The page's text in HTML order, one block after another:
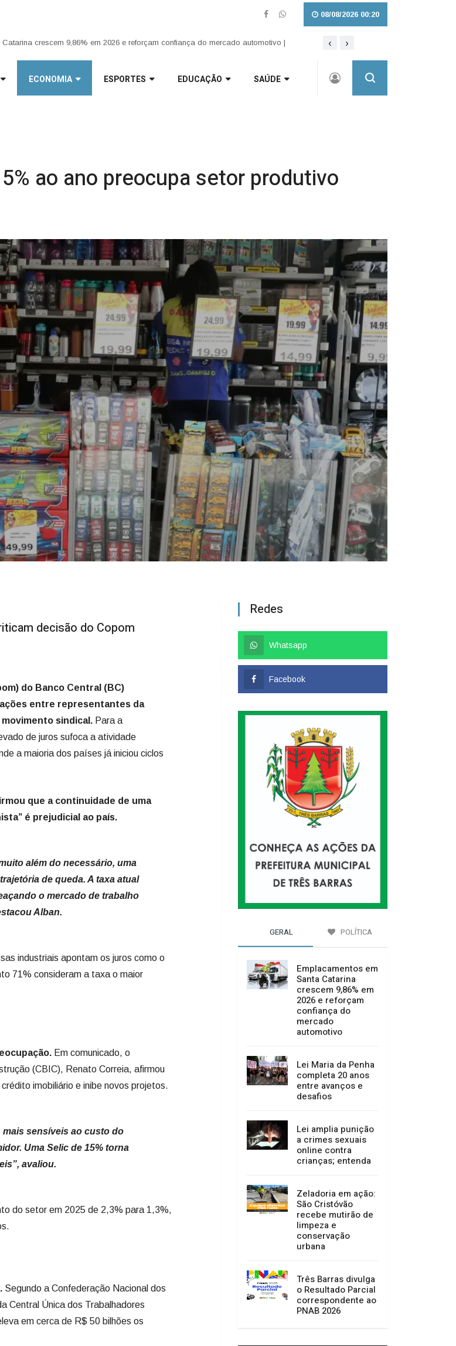
08/08/2026 00:20
20 anos entre avanços e desafios | Lei amplia punição a crimes
‹ ›
ECONOMIA ESPORTES EDUCAÇÃO SAÚDE
ao ano preocupa setor produtivo
decisão do Copom
do Banco Central (BC)
entre representantes da
sindical. Para a
de juros sufoca a atividade
a maioria dos países já iniciou ciclos
que a continuidade de uma
é prejudicial ao país.
além do necessário, uma
de queda. A taxa atual
o mercado de trabalho
Alban.
industriais apontam os juros como o
71% consideram a taxa o maior
Em comunicado, o
(CBIC), Renato Correia, afirmou
imobiliário e inibe novos projetos.
sensíveis ao custo do
Uma Selic de 15% torna
avaliou.
do setor em 2025 de 2,3% para 1,3%,
Segundo a Confederação Nacional dos
Central Única dos Trabalhadores
em cerca de R$ 50 bilhões os
Redes
Whatsapp
Facebook
GERAL POLÍTICA
Emplacamentos em
Santa Catarina
crescem 9,86% em
2026 e reforçam
confiança do
mercado
automotivo
Lei Maria da Penha
completa 20 anos
entre avanços e
desafios
Lei amplia punição
a crimes sexuais
online contra
crianças; entenda
Zeladoria em ação:
São Cristóvão
recebe mutirão de
limpeza e
conservação
urbana
Três Barras divulga
o Resultado Parcial
correspondente ao
PNAB 2026